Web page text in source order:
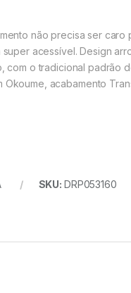
não precisa ser
super acessível. Design
com o tradicional padrão
Okoume, acabamento
SKU: DRP053160